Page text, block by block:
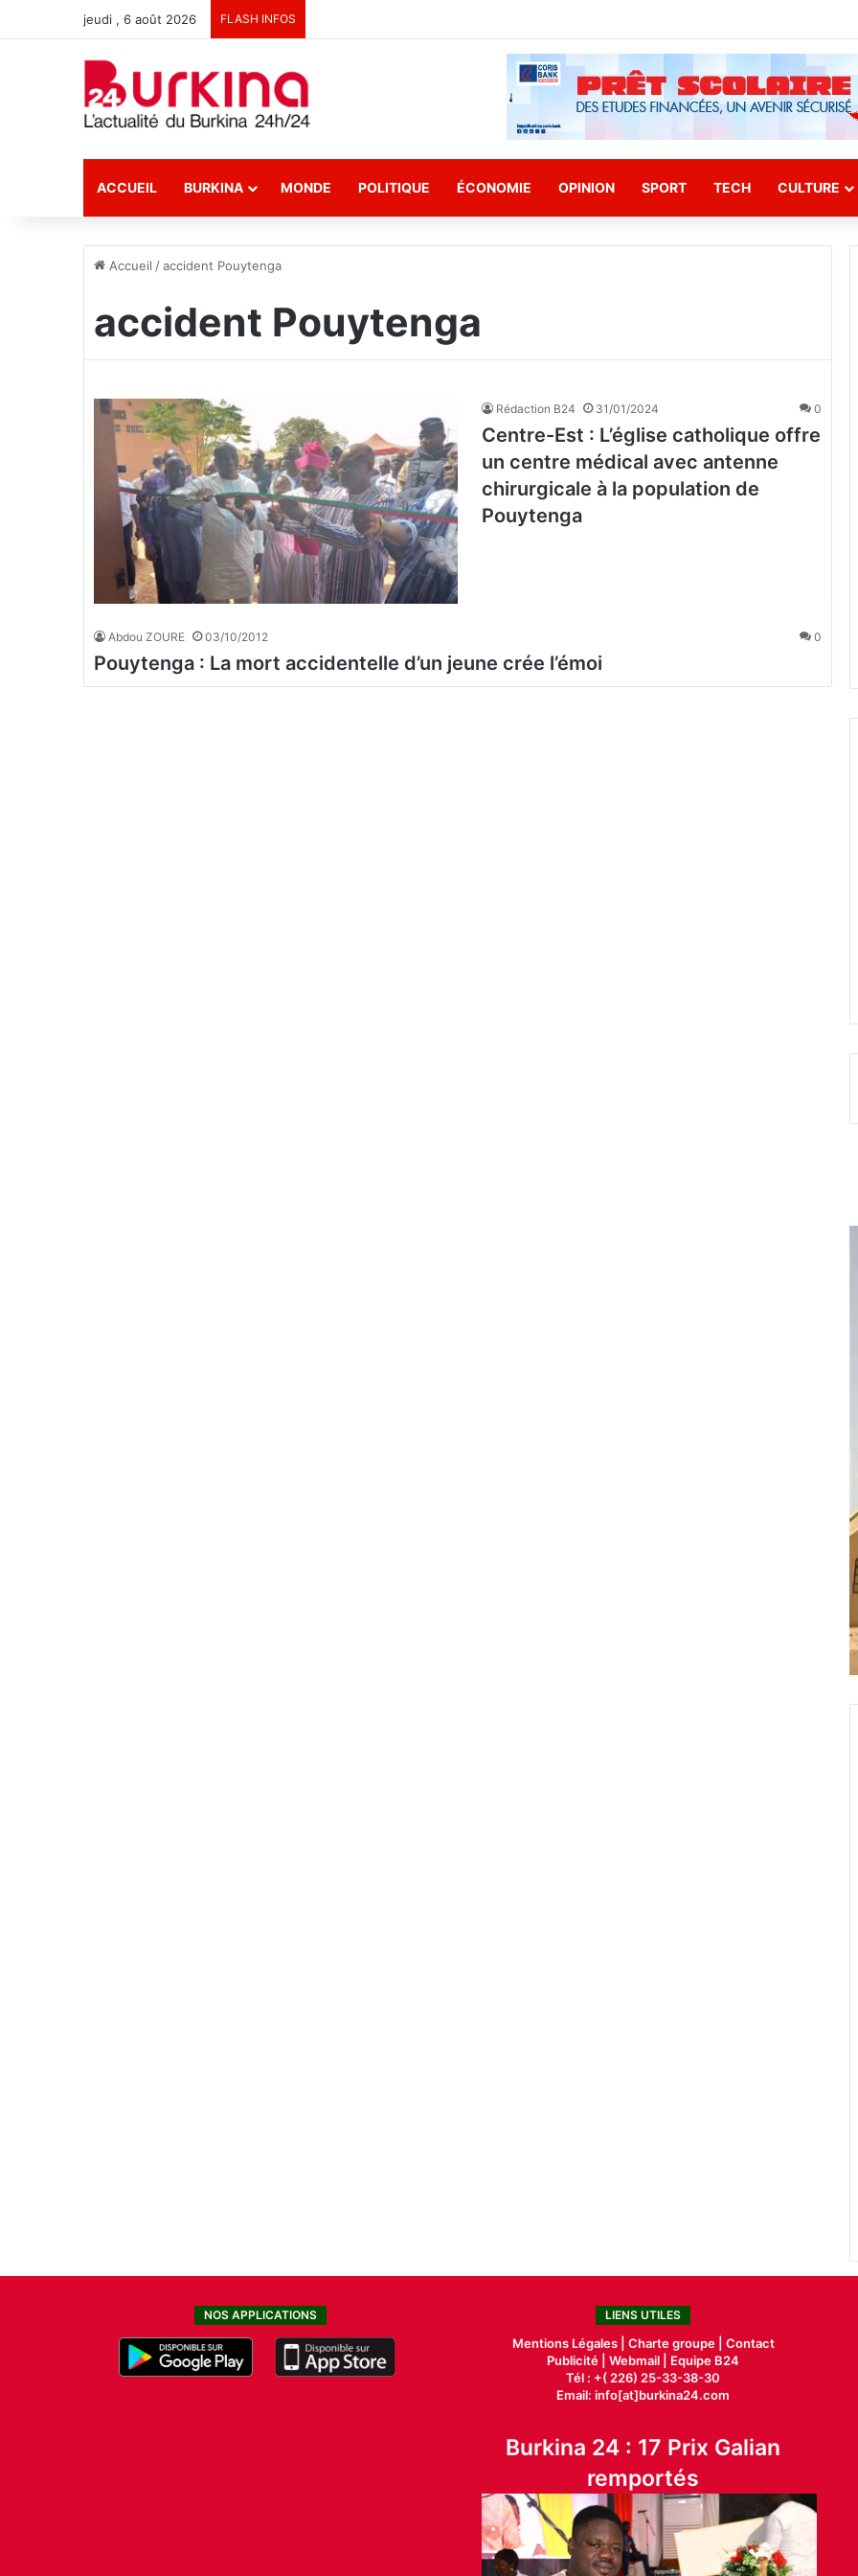
jeudi , 6 août 2026 FLASH INFOS
ACCUEIL BURKINA MONDE POLITIQUE ÉCONOMIE OPINION SPORT TECH CULTURE
Accueil /accident Pouytenga
accident Pouytenga
Rédaction B24 31/01/2024 0
Centre-Est : L’église catholique offre
un centre médical avec antenne
chirurgicale à la population de
Pouytenga
Abdou ZOURE 03/10/2012 0
Pouytenga : La mort accidentelle d’un jeune crée l’émoi
NOS APPLICATIONS LIENS UTILES
Mentions Légales | Charte groupe | Contact
Publicité |Webmail |
Equipe B24
Tél : +( 226) 25-33-38-30
Email: info[at]burkina24.com
Burkina 24 : 17 Prix Galian
remportés